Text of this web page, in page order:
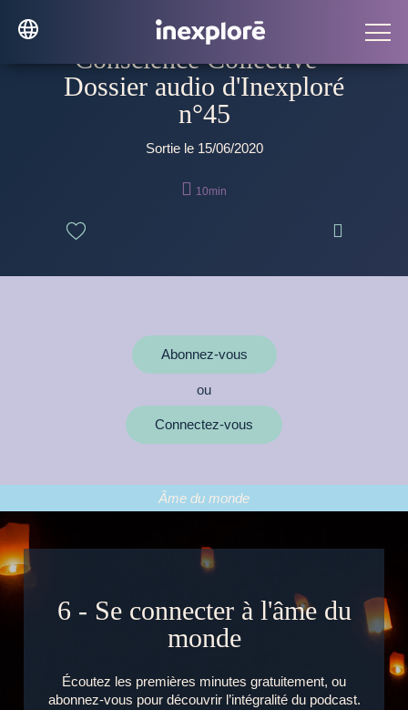
Conscience Collective -
Dossier audio d'Inexploré
n°45
Sortie le 15/06/2020
 10min

Abonnez-vous
ou
Connectez-vous
Âme du monde
6 - Se connecter à l'âme du
monde
Écoutez les premières minutes gratuitement, ou
abonnez-vous pour découvrir l’intégralité du podcast.